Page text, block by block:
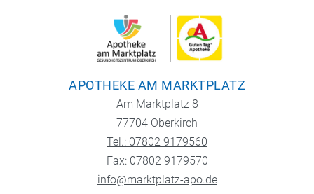
APOTHEKE AM MARKTPLATZ
Am Marktplatz 8
77704 Oberkirch
Tel.: 07802 9179560
Fax: 07802 9179570
info@marktplatz-apo.de